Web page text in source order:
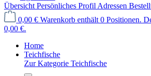
Übersicht Persönliches Profil Adressen
0,00 € Warenkorb enthält 0 Positionen.
0,00 €.
Home
Teichfische
Zur Kategorie Teichfische